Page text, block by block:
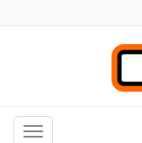
Toggle navigation